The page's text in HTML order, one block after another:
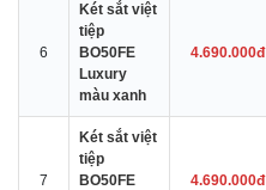
6
Két sắt việt
tiệp
BO50FE
Luxury
màu xanh
4.690.000đ
7
Két sắt việt
tiệp
BO50FE
4.690.000đ